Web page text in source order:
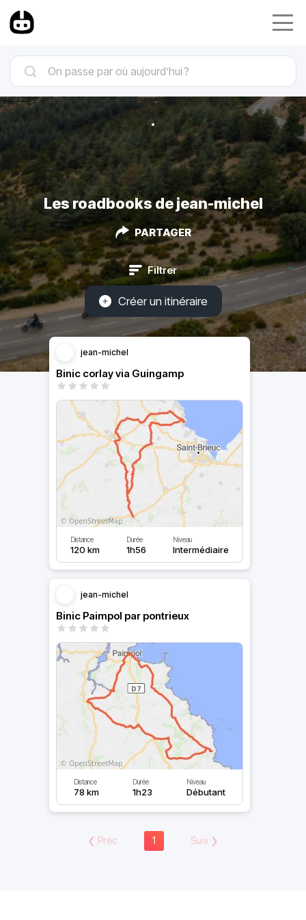
Les roadbooks de jean-michel
PARTAGER
Filtrer
Créer un itinéraire
jean-michel
Binic corlay via Guingamp
Distance
120 km
Durée
1h56
Niveau
Intermédiaire
jean-michel
Binic Paimpol par pontrieux
Distance
78 km
Durée
1h23
Niveau
Débutant
❮ Préc 1 Suiv ❯